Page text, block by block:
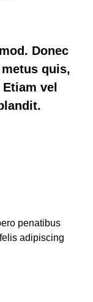
Donec
quis,
vel
penatibus
adipiscing